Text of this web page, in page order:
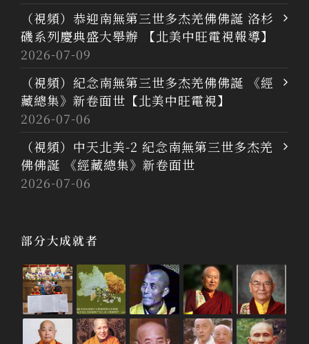
（視頻）恭迎南無第三世多杰羌佛佛誕 洛杉
磯系列慶典盛大舉辦 【北美中旺電視報導】
2026-07-09
（視頻）紀念南無第三世多杰羌佛佛誕 《經
藏總集》新卷面世【北美中旺電視】
2026-07-06
（視頻）中天北美-2 紀念南無第三世多杰羌
佛佛誕 《經藏總集》新卷面世
2026-07-06
部分大成就者